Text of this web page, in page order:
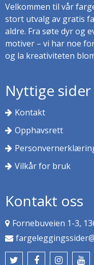
Velkommen til vår
stort utvalg av gratis
aldre. Fra søte dyr og
motiver – vi har noe
og la kreativiteten
Nyttige sider
Kontakt
Opphavsrett
Vilkår for bruk
Kontakt oss
Fornebuveien 1-3,